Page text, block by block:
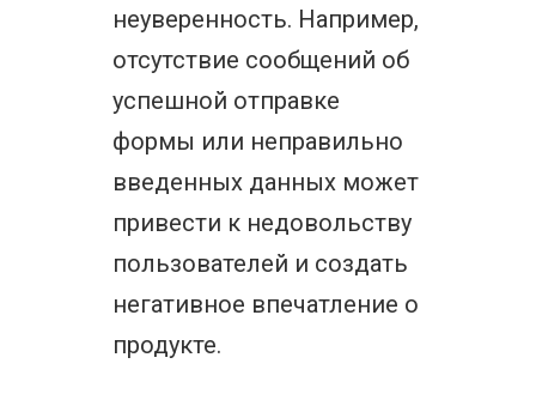
неуверенность. Например,
отсутствие сообщений об
успешной отправке
формы или неправильно
введенных данных может
привести к недовольству
пользователей и создать
негативное впечатление о
продукте.